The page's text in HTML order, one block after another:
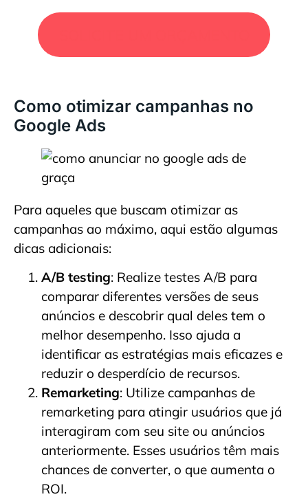
Como otimizar campanhas no
Google Ads
Para aqueles que buscam otimizar as
campanhas ao máximo, aqui estão algumas
dicas adicionais:
A/B testing: Realize testes A/B para
comparar diferentes versões de seus
anúncios e descobrir qual deles tem o
melhor desempenho. Isso ajuda a
identificar as estratégias mais eficazes e
reduzir o desperdício de recursos.
Remarketing: Utilize campanhas de
remarketing para atingir usuários que já
interagiram com seu site ou anúncios
anteriormente. Esses usuários têm mais
chances de converter, o que aumenta o
ROI.